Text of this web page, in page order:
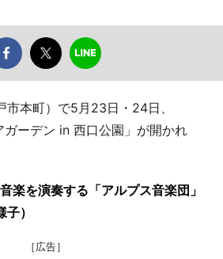
本町）で5月23日・24日、
ガーデン in 西口公園」が開かれ
楽を演奏する「アルプス音楽団」
）
［広告］